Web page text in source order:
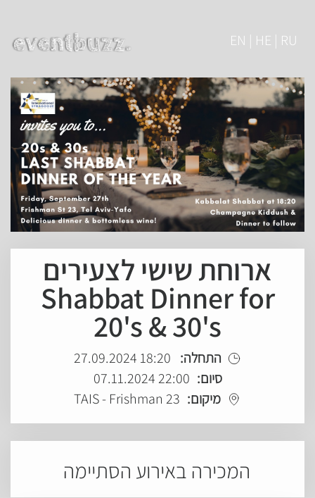
EN | HE | RU
ארוחת שישי לצעירים
Shabbat Dinner for
20's & 30's
התחלה: 18:20 27.09.2024
סיום: 22:00 07.11.2024
מיקום: TAIS - Frishman 23
המכירה באירוע הסתיימה